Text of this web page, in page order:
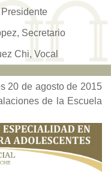
Secretario
Chi, Vocal
20 de agosto de 2015
de la Escuela